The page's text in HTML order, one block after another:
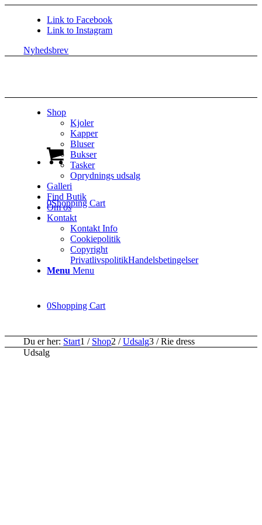
Link to Facebook
Link to Instagram
Nyhedsbrev
0Shopping Cart
Shop
Kjoler
Kapper
Bluser
Bukser
Tasker
Oprydnings udsalg
Galleri
Find Butik
Om os
Kontakt
Kontakt Info
Cookiepolitik
Copyright
Handelsbetingelser
Privatlivspolitik
Menu Menu
0Shopping Cart
Du er her: Start1 / Shop2 / Udsalg3 / Rie dress
Udsalg